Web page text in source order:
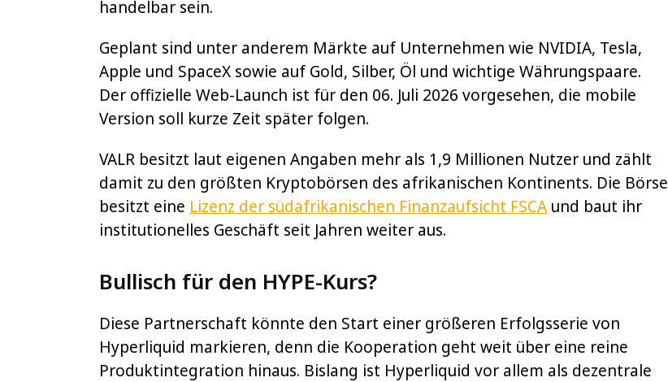
handelbar sein.
Geplant sind unter anderem Märkte auf Unternehmen wie NVIDIA, Tesla,
Apple und SpaceX sowie auf Gold, Silber, Öl und wichtige Währungspaare.
Der offizielle Web-Launch ist für den 06. Juli 2026 vorgesehen, die mobile
Version soll kurze Zeit später folgen.
VALR besitzt laut eigenen Angaben mehr als 1,9 Millionen Nutzer und zählt
damit zu den größten Kryptobörsen des afrikanischen Kontinents. Die Börse
besitzt eine Lizenz der südafrikanischen Finanzaufsicht FSCA und baut ihr
institutionelles Geschäft seit Jahren weiter aus.
Bullisch für den HYPE-Kurs?
Diese Partnerschaft könnte den Start einer größeren Erfolgsserie von
Hyperliquid markieren, denn die Kooperation geht weit über eine reine
Produktintegration hinaus. Bislang ist Hyperliquid vor allem als dezentrale